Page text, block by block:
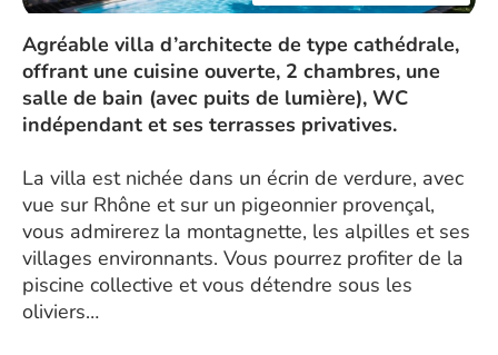
Agréable villa d’architecte de type cathédrale,
offrant une cuisine ouverte, 2 chambres, une
salle de bain (avec puits de lumière), WC
indépendant et ses terrasses privatives.
La villa est nichée dans un écrin de verdure, avec
vue sur Rhône et sur un pigeonnier provençal,
vous admirerez la montagnette, les alpilles et ses
villages environnants. Vous pourrez profiter de la
piscine collective et vous détendre sous les
oliviers…